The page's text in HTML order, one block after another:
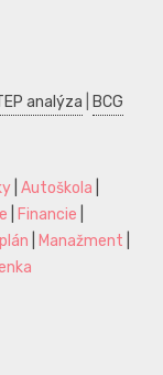
analýza
BCG
Autoškola
Financie
Manažment